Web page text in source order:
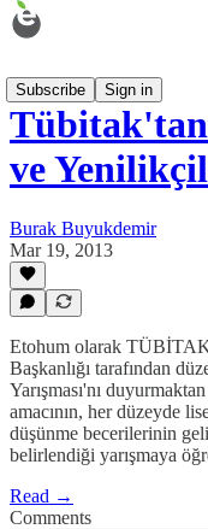
Subscribe
Sign in
ve
Burak Buyukdemir
Mar 19, 2013
Etohum olarak
Başkanlığı tarafından
Yarışması'nı
amacının, her düzeyde
düşünme becerilerinin
belirlendiği yarışmaya
Read →
Comments